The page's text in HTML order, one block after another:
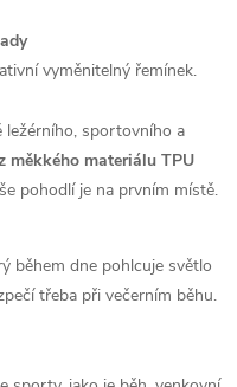
vyměnitelný řemínek.
ležérního, sportovního a
měkkého materiálu TPU
pohodlí je na prvním místě.
během dne pohlcuje světlo
třeba při večerním běhu.